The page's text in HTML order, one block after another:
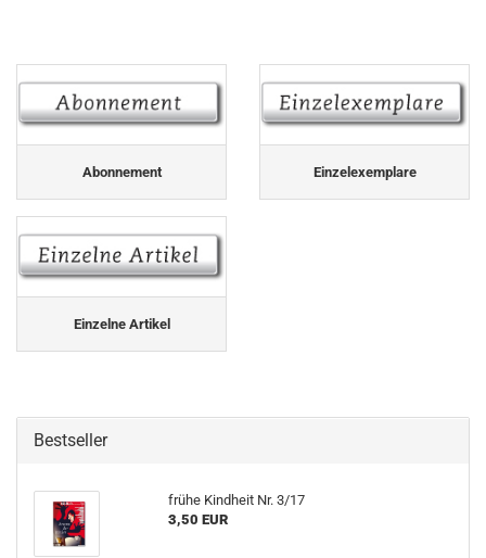
Abonnement Einzelexemplare
Einzelne Artikel
Bestseller
frühe Kindheit Nr. 3/17
3,50 EUR